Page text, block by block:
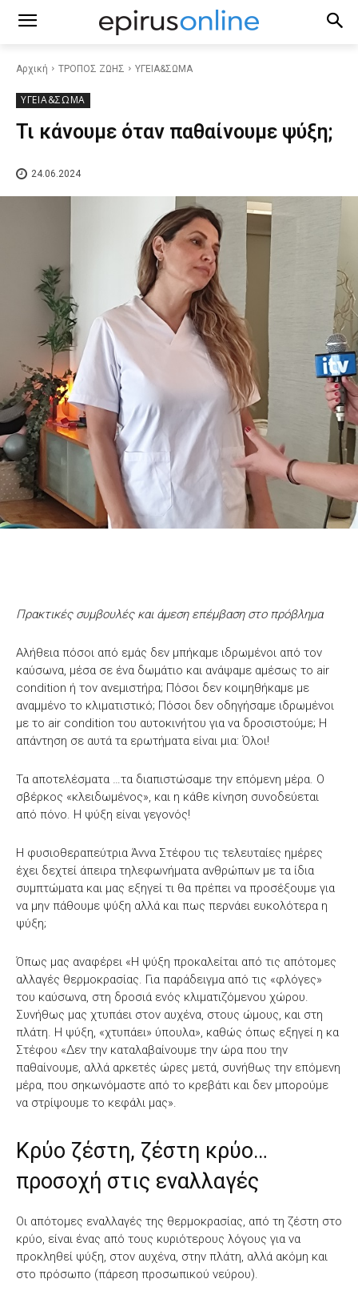
Αρχική ΤΡΟΠΟΣ ΖΩΗΣ ΥΓΕΙΑ&ΣΩΜΑ
ΥΓΕΙΑ&ΣΩΜΑ
Τι κάνουμε όταν παθαίνουμε ψύξη;
24.06.2024
Πρακτικές συμβουλές και άμεση επέμβαση στο πρόβλημα
Αλήθεια πόσοι από εμάς δεν μπήκαμε ιδρωμένοι από τον
καύσωνα, μέσα σε ένα δωμάτιο και ανάψαμε αμέσως το air
condition ή τον ανεμιστήρα; Πόσοι δεν κοιμηθήκαμε με
αναμμένο το κλιματιστικό; Πόσοι δεν οδηγήσαμε ιδρωμένοι
με το air condition του αυτοκινήτου για να δροσιστούμε; Η
απάντηση σε αυτά τα ερωτήματα είναι μια: Όλοι!
Τα αποτελέσματα …τα διαπιστώσαμε την επόμενη μέρα. Ο
σβέρκος «κλειδωμένος», και η κάθε κίνηση συνοδεύεται
από πόνο. Η ψύξη είναι γεγονός!
Η φυσιοθεραπεύτρια Άννα Στέφου τις τελευταίες ημέρες
έχει δεχτεί άπειρα τηλεφωνήματα ανθρώπων με τα ίδια
συμπτώματα και μας εξηγεί τι θα πρέπει να προσέξουμε για
να μην πάθουμε ψύξη αλλά και πως περνάει ευκολότερα η
ψύξη;
Όπως μας αναφέρει «Η ψύξη προκαλείται από τις απότομες
αλλαγές θερμοκρασίας. Για παράδειγμα από τις «φλόγες»
του καύσωνα, στη δροσιά ενός κλιματιζόμενου χώρου.
Συνήθως μας χτυπάει στον αυχένα, στους ώμους, και στη
πλάτη. Η ψύξη, «χτυπάει» ύπουλα», καθώς όπως εξηγεί η κα
Στέφου «Δεν την καταλαβαίνουμε την ώρα που την
παθαίνουμε, αλλά αρκετές ώρες μετά, συνήθως την επόμενη
μέρα, που σηκωνόμαστε από το κρεβάτι και δεν μπορούμε
να στρίψουμε το κεφάλι μας».
Κρύο ζέστη, ζέστη κρύο…
προσοχή στις εναλλαγές
Οι απότομες εναλλαγές της θερμοκρασίας, από τη ζέστη στο
κρύο, είναι ένας από τους κυριότερους λόγους για να
προκληθεί ψύξη, στον αυχένα, στην πλάτη, αλλά ακόμη και
στο πρόσωπο (πάρεση προσωπικού νεύρου).